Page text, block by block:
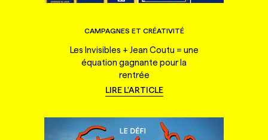
CAMPAGNES ET CRÉATIVITÉ
Les Invisibles + Jean Coutu = une
équation gagnante pour la
rentrée
LIRE L'ARTICLE